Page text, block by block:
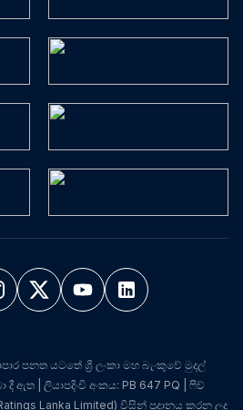
පනත යටතේ ශ්‍රී ලංකා මහ බැංකුවේ මුදල්
ඇත | ලියාපදිංචි අංකය: PB 647 PQ | ෆිච්
Lanka Limited) විසින් ප්‍රදානය කරන ලද